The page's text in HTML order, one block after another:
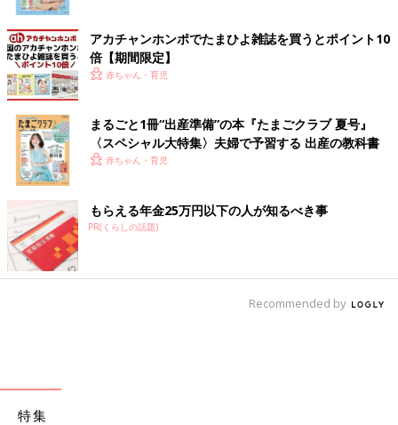
アカチャンホンポでたまひよ雑誌を買うとポイント10
倍【期間限定】
赤ちゃん・育児
まるごと1冊“出産準備”の本『たまごクラブ 夏号』
〈スペシャル大特集〉夫婦で予習する 出産の教科書
赤ちゃん・育児
もらえる年金25万円以下の人が知るべき事
PR(くらしの話題)
Recommended by
特集